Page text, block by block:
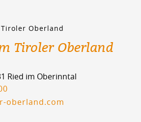
Oberland
Tiroler Oberland
Ried im Oberinntal
oberland.com